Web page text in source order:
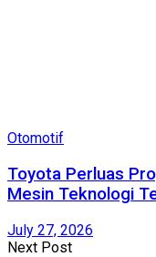
Otomotif
Toyota Perluas
Mesin Teknologi
July 27, 2026
Next Post